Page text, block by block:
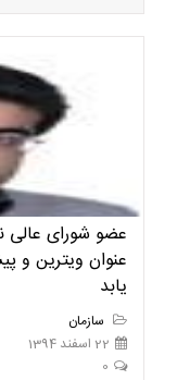
عضو شورای عالی
عنوان ویترین و
یابد
سازمان
22 اسفند 1394
0